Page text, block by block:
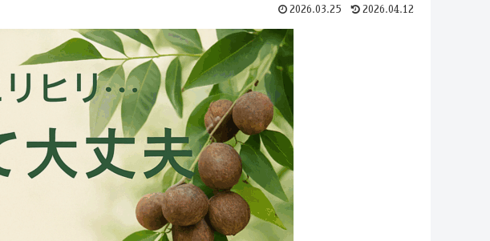
2026.03.25 2026.04.12